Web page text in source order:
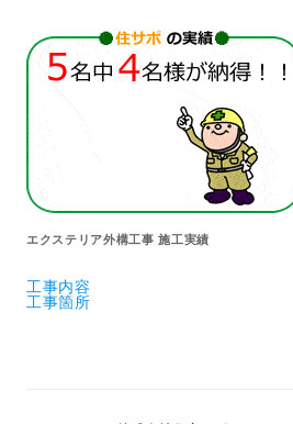
エクステリア外構工事 施工実績
工事内容
工事箇所